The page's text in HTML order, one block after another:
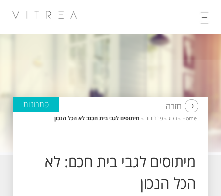
חזרה
Home
»בלוג »פתרונות » מיתוסים לגבי בית חכם: לא הכל הנכון
פתרונות
מיתוסים לגבי בית חכם: לא
הכל הנכון